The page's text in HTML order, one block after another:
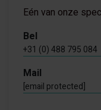
Eén van onze
Bel
+31 (0) 488 795 084
Mail
[email protected]